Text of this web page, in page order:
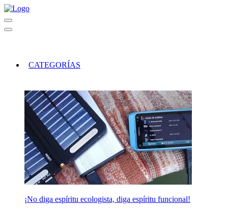
CATEGORÍAS
¡No diga espíritu ecologista, diga espíritu funcional!